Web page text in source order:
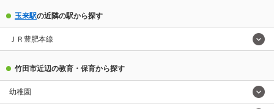
玉来駅の近隣の駅から探す
ＪＲ豊肥本線
竹田市近辺の教育・保育から探す
幼稚園